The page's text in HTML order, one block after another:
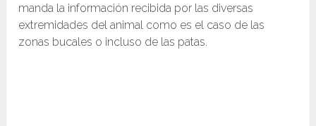
manda la información recibida por las diversas
extremidades del animal como es el caso de las
zonas bucales o incluso de las patas.